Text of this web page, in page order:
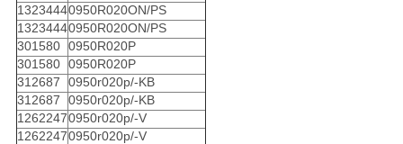
13234440950R020ON/PS
13234440950R020ON/PS
301580 0950R020P
301580 0950R020P
312687
0950r020p/-KB
312687
0950r020p/-KB
12622470950r020p/-V
12622470950r020p/-V